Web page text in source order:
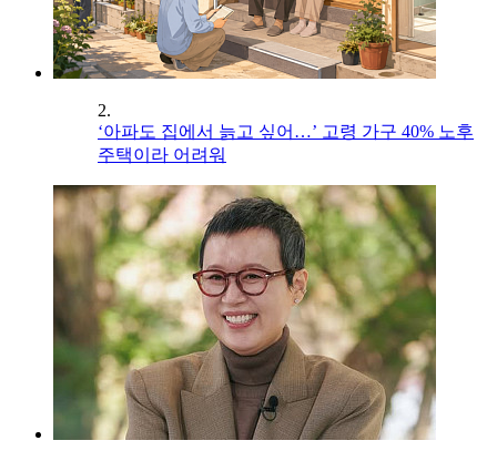
2.
‘아파도 집에서 늙고 싶어…’ 고령 가구 40% 노후
주택이라 어려워